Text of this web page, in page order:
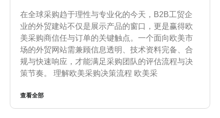
在全球采购趋于理性与专业化的今天，B2B工贸企
业的外贸建站不仅是展示产品的窗口，更是赢得欧
美采购商信任与订单的关键触点。一个面向欧美市
场的外贸网站需兼顾信息透明、技术资料完备、合
规与快速响应，才能满足采购团队的评估流程与决
策节奏。 理解欧美采购决策流程 欧美采
查看全部